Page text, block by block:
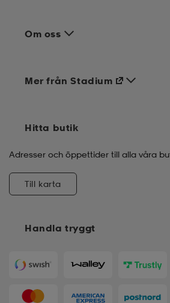
Om oss
Handla tryggt
Mer från Stadium
Hitta butik
Adresser och öppettider till alla våra
Till karta